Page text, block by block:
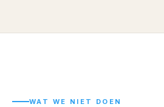
WAT WE NIET DOEN